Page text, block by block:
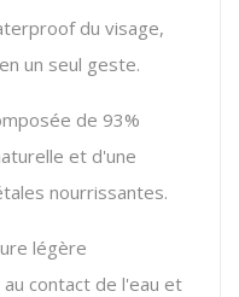
du visage,
un seul geste.
de 93%
et d'une
nourrissantes.
légère
contact de l'eau et